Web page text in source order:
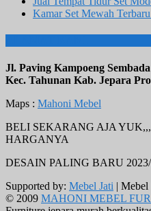
Kamar Set Mewah
Jl. Paving Kampoeng
Kec. Tahunan Kab. Jepara
Maps : Mahoni Mebel
BELI SEKARANG AJA
HARGANYA
DESAIN PALING BARU 2023/
Supported by: Mebel Jati |
© 2009 MAHONI MEBEL